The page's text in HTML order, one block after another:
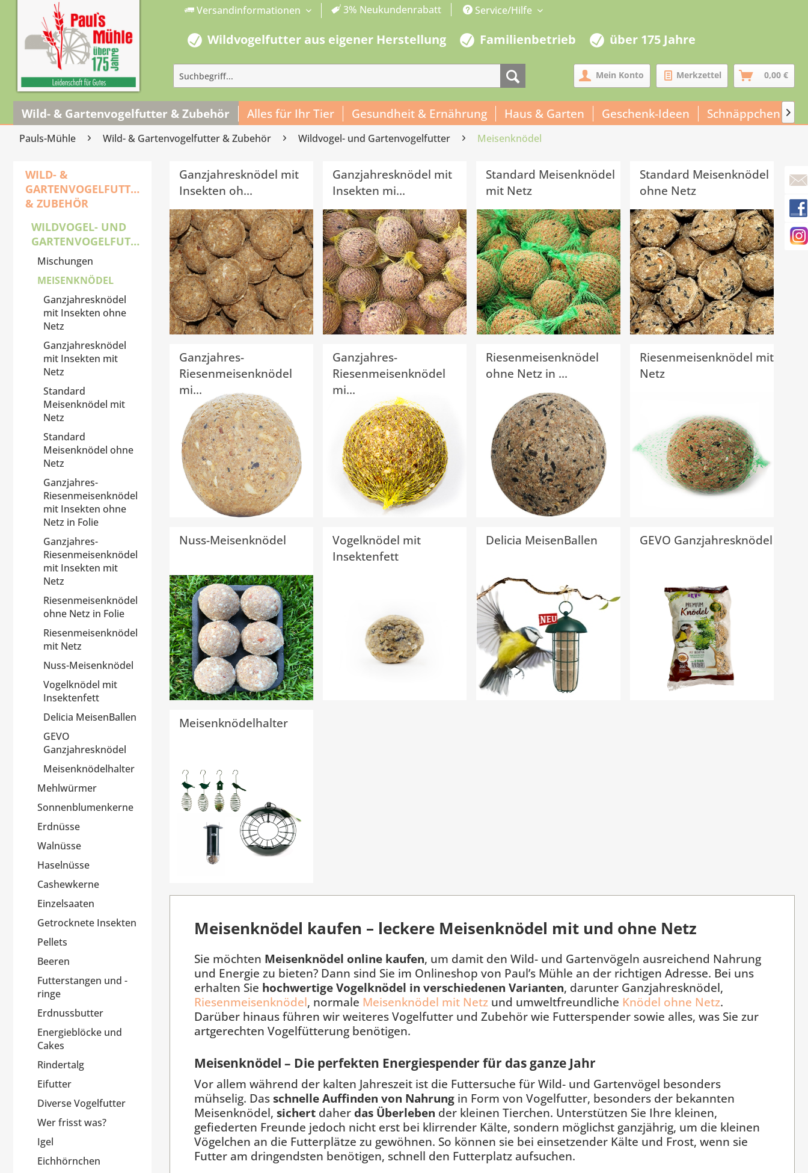
Versandinformationen 3% Neukundenrabatt Service/Hilfe
Wildvogelfutter aus eigener Herstellung Familienbetrieb über 175 Jahre
Mein Konto Merkzettel 0,00 €
Wild- & Gartenvogelfutter & Zubehör Alles für Ihr Tier Gesundheit & Ernährung Haus & Garten Geschenk-Ideen Schnäppchen 
Pauls-Mühle Wild- & Gartenvogelfutter & Zubehör Wildvogel- und Gartenvogelfutter Meisenknödel
WILD- &
GARTENVOGELFUTTER
& ZUBEHÖR
WILDVOGEL- UND
GARTENVOGELFUTTER
Mischungen
MEISENKNÖDEL
Ganzjahresknödel
mit Insekten ohne
Netz
Ganzjahresknödel
mit Insekten mit
Netz
Standard
Meisenknödel mit
Netz
Standard
Meisenknödel ohne
Netz
Ganzjahres-
Riesenmeisenknödel
mit Insekten ohne
Netz in Folie
Ganzjahres-
Riesenmeisenknödel
mit Insekten mit
Netz
Riesenmeisenknödel
ohne Netz in Folie
Riesenmeisenknödel
mit Netz
Nuss-Meisenknödel
Vogelknödel mit
Insektenfett
Delicia MeisenBallen
GEVO
Ganzjahresknödel
Meisenknödelhalter
Mehlwürmer
Sonnenblumenkerne
Erdnüsse
Walnüsse
Haselnüsse
Cashewkerne
Einzelsaaten
Getrocknete Insekten
Pellets
Beeren
Futterstangen und -
ringe
Erdnussbutter
Energieblöcke und
Cakes
Rindertalg
Eifutter
Diverse Vogelfutter
Wer frisst was?
Igel
Eichhörnchen
Ganzjahresknödel mit
Insekten oh...
Ganzjahresknödel mit
Insekten mi...
Standard Meisenknödel
mit Netz
Standard Meisenknödel
ohne Netz
Ganzjahres-
Riesenmeisenknödel
mi...
Ganzjahres-
Riesenmeisenknödel
mi...
Riesenmeisenknödel
ohne Netz in ...
Riesenmeisenknödel mit
Netz
Nuss-Meisenknödel
Vogelknödel mit
Insektenfett
Delicia MeisenBallen GEVO Ganzjahresknödel
Meisenknödelhalter
Meisenknödel kaufen – leckere Meisenknödel mit und ohne Netz
Sie möchten Meisenknödel online kaufen, um damit den Wild- und Gartenvögeln ausreichend Nahrung
und Energie zu bieten? Dann sind Sie im Onlineshop von Paul’s Mühle an der richtigen Adresse. Bei uns
erhalten Sie hochwertige Vogelknödel in verschiedenen Varianten, darunter Ganzjahresknödel,
Riesenmeisenknödel, normale Meisenknödel mit Netz und umweltfreundliche Knödel ohne Netz.
Darüber hinaus führen wir weiteres Vogelfutter und Zubehör wie Futterspender sowie alles, was Sie zur
artgerechten Vogelfütterung benötigen.
Meisenknödel – Die perfekten Energiespender für das ganze Jahr
Vor allem während der kalten Jahreszeit ist die Futtersuche für Wild- und Gartenvögel besonders
mühselig. Dasschnelle Auffinden von Nahrung in Form von Vogelfutter, besonders der bekannten
Meisenknödel, sichert daherdas Überleben der kleinen Tierchen. Unterstützen Sie Ihre kleinen,
gefiederten Freunde jedoch nicht erst bei klirrender Kälte, sondern möglichst ganzjährig, um die kleinen
Vögelchen an die Futterplätze zu gewöhnen. So können sie bei einsetzender Kälte und Frost, wenn sie
Futter am dringendsten benötigen, schnell den Futterplatz aufsuchen.